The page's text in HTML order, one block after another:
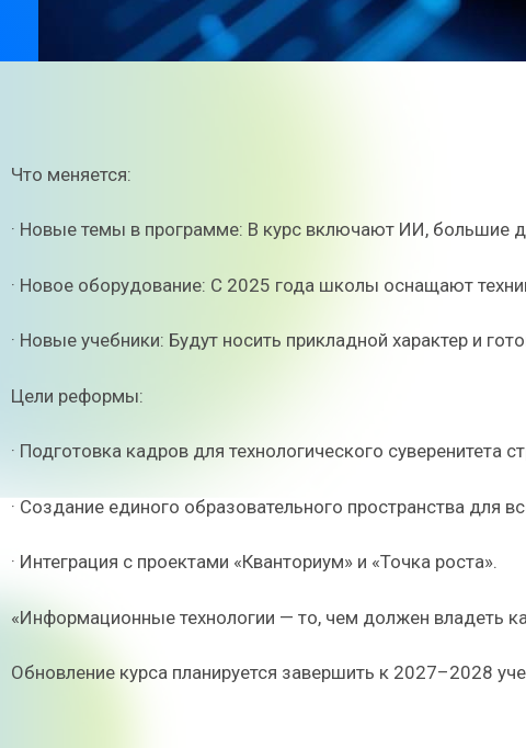
Что меняется:
· Новые темы в программе: В курс включают ИИ, большие
· Новое оборудование: С 2025 года школы оснащают
· Новые учебники: Будут носить прикладной характер и
Цели реформы:
· Подготовка кадров для технологического суверенитета
· Создание единого образовательного пространства для
· Интеграция с проектами «Кванториум» и «Точка роста».
«Информационные технологии — то, чем должен владеть
Обновление курса планируется завершить к 2027–2028